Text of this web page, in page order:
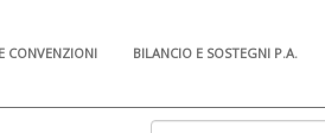
CONVENZIONI BILANCIO E SOSTEGNI P.A.